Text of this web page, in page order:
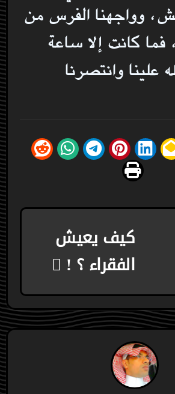
وواجهنا الفرس من
كانت إلا ساعة
علينا وانتصرنا
كيف يعيش
الفقراء ؟ !